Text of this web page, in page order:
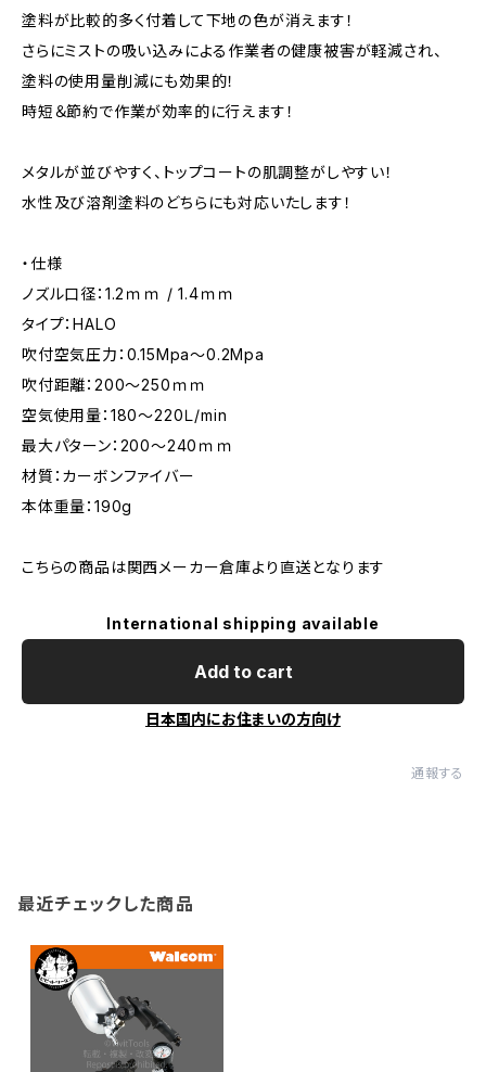
塗料が比較的多く付着して下地の色が消えます！
さらにミストの吸い込みによる作業者の健康被害が軽減され、
塗料の使用量削減にも効果的！
時短＆節約で作業が効率的に行えます！
メタルが並びやすく、トップコートの肌調整がしやすい！
水性及び溶剤塗料のどちらにも対応いたします！
・仕様
ノズル口径：1.2ｍｍ / 1.4ｍｍ
タイプ：HALO
吹付空気圧力：0.15Mpa～0.2Mpa
吹付距離：200～250ｍｍ
空気使用量：180～220Ｌ/min
最大パターン：200～240ｍｍ
材質：カーボンファイバー
本体重量：190g
こちらの商品は関西メーカー倉庫より直送となります
International shipping available
Add to cart
日本国内にお住まいの方向け
通報する
最近チェックした商品